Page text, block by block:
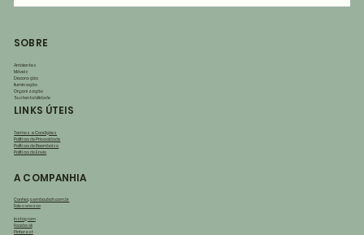
SOBRE
Ambientes
Móveis
Decoração
Iluminação
Organização
Sustentabilidade
LINKS ÚTEIS
Termos e Condições
Política de Privacidade
Política de Reembolso
Política de Envio
A COMPANHIA
Conheça embaubah.com.br
Fale conosco
Instagram
Facebook
Pinterest